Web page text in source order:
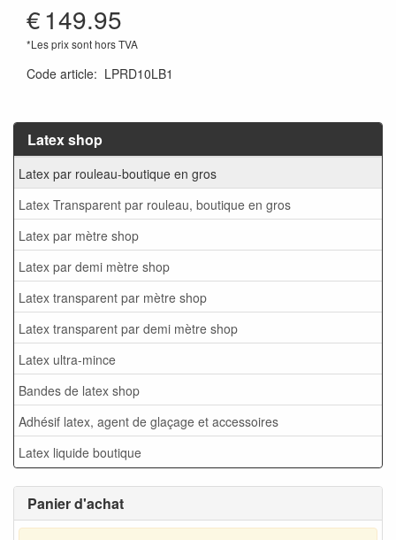
Latex shop
Latex par rouleau-boutique en gros
Latex Transparent par rouleau, boutique en gros
Latex par mètre shop
Latex par demi mètre shop
Latex transparent par mètre shop
Latex transparent par demi mètre shop
Latex ultra-mince
Bandes de latex shop
Adhésif latex, agent de glaçage et accessoires
Latex liquide boutique
Panier d'achat
€149.95
*Les prix sont hors TVA
Code article: LPRD10LB1